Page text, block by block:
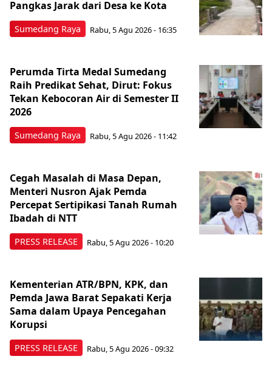
Sumedang Raya
Pangkas Jarak dari Desa ke Kota
Rabu, 5 Agu 2026 - 16:35
Sumedang Raya
Perumda Tirta Medal Sumedang
Raih Predikat Sehat, Dirut: Fokus
Tekan Kebocoran Air di Semester II
2026
Rabu, 5 Agu 2026 - 11:42
PRESS RELEASE
Cegah Masalah di Masa Depan,
Menteri Nusron Ajak Pemda
Percepat Sertipikasi Tanah Rumah
Ibadah di NTT
Rabu, 5 Agu 2026 - 10:20
PRESS RELEASE
Kementerian ATR/BPN, KPK, dan
Pemda Jawa Barat Sepakati Kerja
Sama dalam Upaya Pencegahan
Korupsi
Rabu, 5 Agu 2026 - 09:32